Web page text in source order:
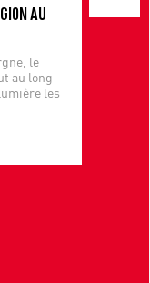
AU
le
au long
les